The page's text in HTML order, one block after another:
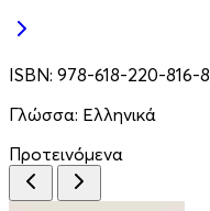
ISBN: 978-618-220-816-8
Γλώσσα: Ελληνικά
Προτεινόμενα